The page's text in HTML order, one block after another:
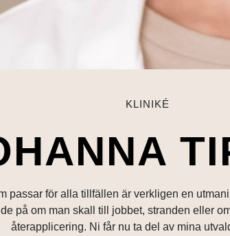
KLINIKÉ
passar för alla tillfällen är verkligen en
på om man skall till jobbet, stranden eller
återapplicering. Ni får nu ta del av mina